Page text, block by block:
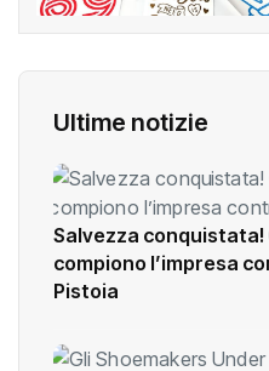
Ultime notizie
Salvezza conquistata!
compiono l’impresa
Pistoia